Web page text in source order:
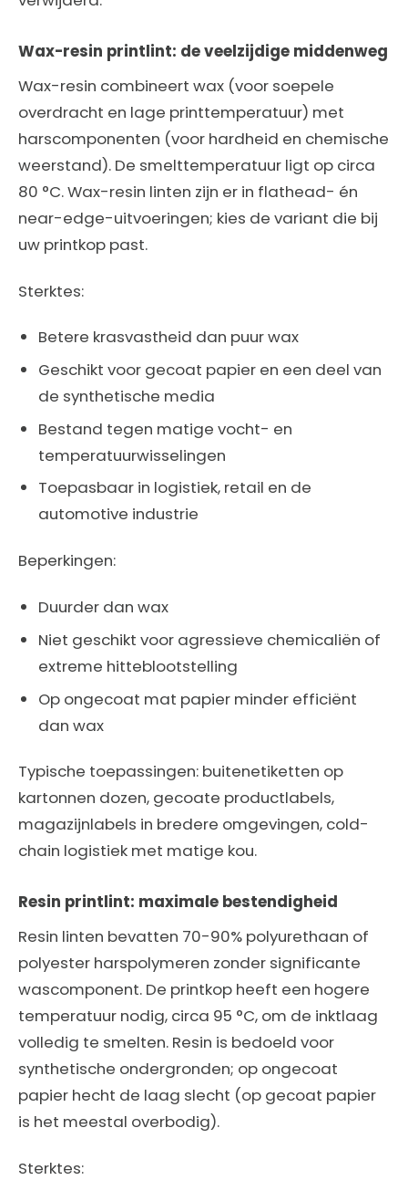
Wax-resin printlint: de veelzijdige middenweg
Wax-resin combineert wax (voor soepele
overdracht en lage printtemperatuur) met
harscomponenten (voor hardheid en chemische
weerstand). De smelttemperatuur ligt op circa
80 °C. Wax-resin linten zijn er in flathead- én
near-edge-uitvoeringen; kies de variant die bij
uw printkop past.
Sterktes:
Betere krasvastheid dan puur wax
Geschikt voor gecoat papier en een deel van
de synthetische media
Bestand tegen matige vocht- en
temperatuurwisselingen
Toepasbaar in logistiek, retail en de
automotive industrie
Beperkingen:
Duurder dan wax
Niet geschikt voor agressieve chemicaliën of
extreme hitteblootstelling
Op ongecoat mat papier minder efficiënt
dan wax
Typische toepassingen: buitenetiketten op
kartonnen dozen, gecoate productlabels,
magazijnlabels in bredere omgevingen, cold-
chain logistiek met matige kou.
Resin printlint: maximale bestendigheid
Resin linten bevatten 70-90% polyurethaan of
polyester harspolymeren zonder significante
wascomponent. De printkop heeft een hogere
temperatuur nodig, circa 95 °C, om de inktlaag
volledig te smelten. Resin is bedoeld voor
synthetische ondergronden; op ongecoat
papier hecht de laag slecht (op gecoat papier
is het meestal overbodig).
Sterktes: